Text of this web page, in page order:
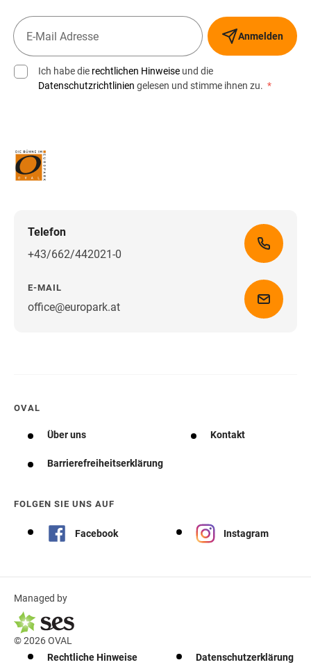
Anmelden
Ich habe die rechtlichen Hinweise und die
Datenschutzrichtlinien gelesen und stimme ihnen zu. *
Telefon
+43/662/442021-0
E-MAIL
office@europark.atWegbeschreibung erhalten
OVAL
Über uns Kontakt
Barrierefreiheitserklärung
FOLGEN SIE UNS AUF
Facebook Instagram
Managed by
© 2026 OVAL
Rechtliche Hinweise
Datenschutzerklärung